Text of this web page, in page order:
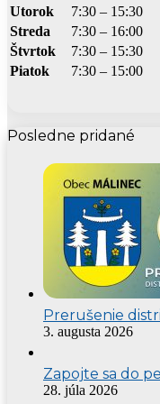
Utorok
7:30 – 15:30
Streda
7:30 – 16:00
Štvrtok
7:30 – 15:30
Piatok
7:30 – 15:00
Posledne pridané
Prerušenie
3. augusta 2026
Zapojte sa do
28. júla 2026